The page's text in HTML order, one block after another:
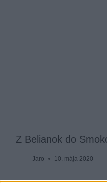
Z Belianok do
Jaro 10. mája 2020